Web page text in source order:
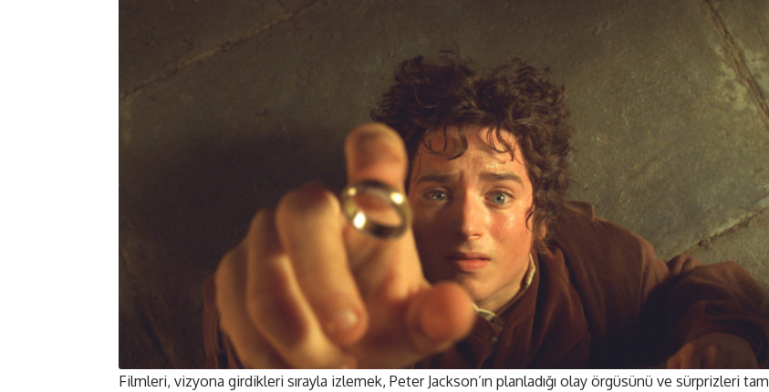
Filmleri, vizyona girdikleri sırayla izlemek, Peter Jackson’ın planladığı olay örgüsünü ve sürprizleri tam